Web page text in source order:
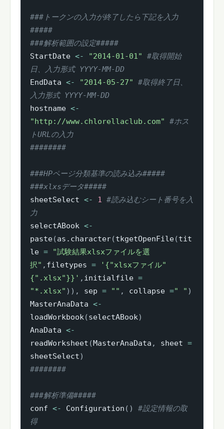
###トークンの入力が終了したら下記を入力
#####
###解析範囲の設定#####
StartDate <- "2014-01-01"
#取得開始
日、入力形式 YYYY-MM-DD
EndData <- "2014-05-27"
#取得終了日、
入力形式 YYYY-MM-DD
hostname <-
"http://www.chlorellaclub.com"
#ホス
トURLの入力
########
###HPページ分類基準の読み込み#####
###xlxsデータ#####
sheetSelect <- 1 #読み込むシート番号を入
力
selectABook <-
paste(as.character(tkgetOpenFile(tit
le =
"試験結果xlsxファイルを選
択" , filetypes =
'{"xlsxファイル"
{".xlsx"}}' , initialfile =
"*.xlsx" ) ) , sep = "" , collapse =" " )
MasterAnaData <-
loadWorkbook(selectABook)
AnaData <-
readWorksheet (MasterAnaData , sheet =
sheetSelect)
########
###解析準備#####
conf <- Configuration ( )
#設定情報の取
得